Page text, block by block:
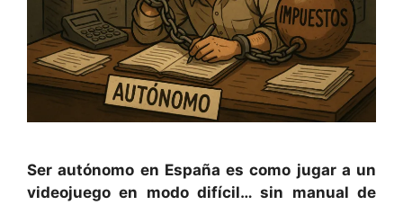
Ser autónomo en España es como jugar a un
videojuego en modo difícil… sin manual de